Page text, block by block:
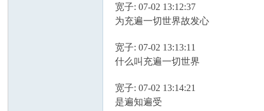
宽子: 07-02 13:12:37
为充遍一切世界故发心
宽子: 07-02 13:13:11
什么叫充遍一切世界
宽子: 07-02 13:14:21
是遍知遍受